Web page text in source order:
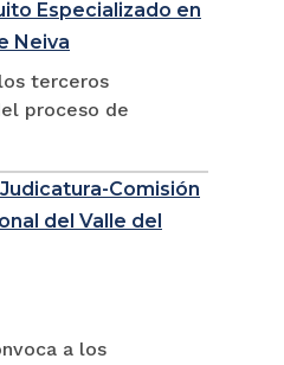
Especializado en
Neiva
terceros
proceso de
Comisión
del Valle del
a los